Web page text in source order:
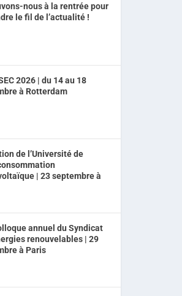
nous à la rentrée pour
le fil de l’actualité !
2026 | du 14 au 18
à Rotterdam
de l’Université de
| 23 septembre à
annuel du Syndicat
renouvelables | 29
à Paris